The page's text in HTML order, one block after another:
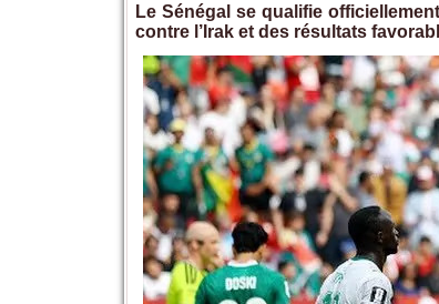
Le Sénégal se qualifie
contre l’Irak et des résultats